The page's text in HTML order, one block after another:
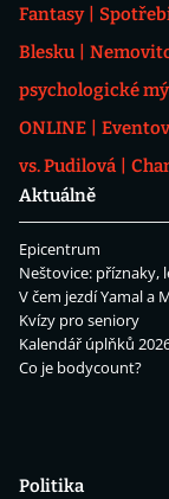
Fantasy
Blesku
psychologické
ONLINE
vs. Pudilová
Aktuálně
Epicentrum
Neštovice: příznaky,
V čem jezdí Yamal a
Kvízy pro seniory
Kalendář úplňků
Co je bodycount?
Politika